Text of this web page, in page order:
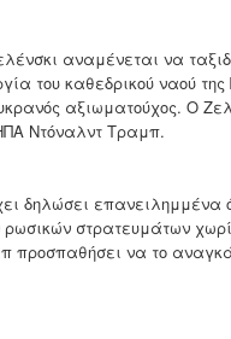
αναμένεται να
του καθεδρικού ναού
αξιωματούχος. Ο
Ντόναλντ Τραμπ.
δηλώσει επανειλημμένα
στρατευμάτων
προσπαθήσει να το